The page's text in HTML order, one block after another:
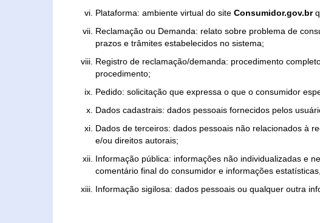
Plataforma: ambiente virtual do site Consumidor.gov.br
Reclamação ou Demanda: relato sobre problema de
prazos e trâmites estabelecidos no sistema;
Registro de reclamação/demanda: procedimento
procedimento;
Pedido: solicitação que expressa o que o consumidor
Dados cadastrais: dados pessoais fornecidos pelos
Dados de terceiros: dados pessoais não relacionados à
e/ou direitos autorais;
Informação pública: informações não individualizadas e
comentário final do consumidor e informações
Informação sigilosa: dados pessoais ou qualquer outra